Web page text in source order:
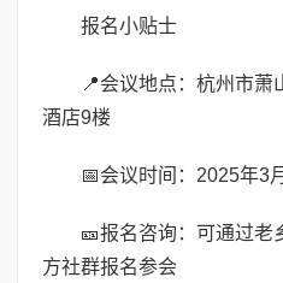
报名小贴士
📍会议地点：杭州市
酒店9楼
📅会议时间：2025年3
🎫报名咨询：可通过老
方社群报名参会